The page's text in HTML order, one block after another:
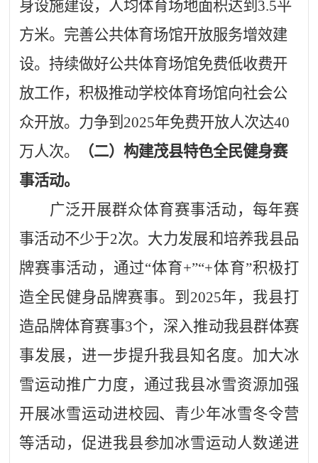
身设施建设，人均体育场地面积达到3.5平
方米。完善公共体育场馆开放服务增效建
设。持续做好公共体育场馆免费低收费开
放工作，积极推动学校体育场馆向社会公
众开放。力争到2025年免费开放人次达40
万人次。
（二）构建茂县特色全民健身赛
事活动。
广泛开展群众体育赛事活动，每年赛
事活动不少于2次。大力发展和培养我县品
牌赛事活动，通过“体育+”“+体育”积极打
造全民健身品牌赛事。到2025年，我县打
造品牌体育赛事3个，深入推动我县群体赛
事发展，进一步提升我县知名度。加大冰
雪运动推广力度，通过我县冰雪资源加强
开展冰雪运动进校园、青少年冰雪冬令营
等活动，促进我县参加冰雪运动人数递进